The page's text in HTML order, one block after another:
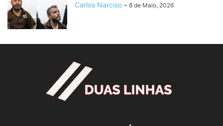
Carlos Narciso - 8 de Maio, 2026